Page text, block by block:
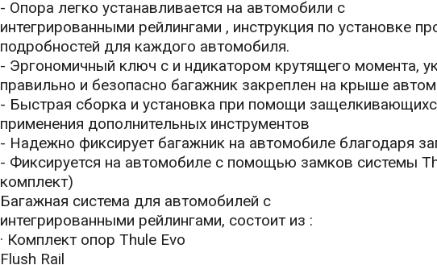
- Опора легко устанавливается на автомобили с
интегрированными рейлингами , инструкция по установке
подробностей для каждого автомобиля.
- Эргономичный ключ с и ндикатором крутящего момента,
правильно и безопасно багажник за­креплен на крыше
- Быстрая сборка и установка при помощи
применения дополнительных инструментов
- Надежно фиксирует багажник на автомобиле благодаря
- Фиксируется на автомобиле с помощью замков системы
комплект)
Багажная система для автомобилей с
интегрированными рейлингами, состоит из :
· Комплект опор Thule Evo
Flush Rail